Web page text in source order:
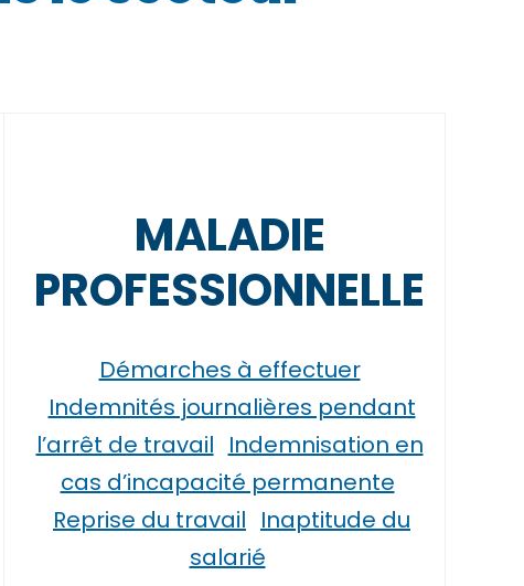
MALADIE
PROFESSIONNELLE
Démarches à effectuer
Indemnités journalières pendant
l’arrêt de travail Indemnisation en
cas d’incapacité permanente
Reprise du travail Inaptitude du
salarié